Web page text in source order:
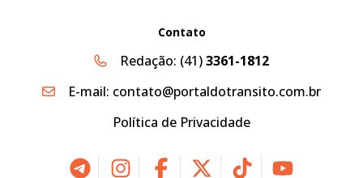
Contato
Redação: (41)3361-1812
E-mail: contato@portaldotransito.com.br
Política de Privacidade